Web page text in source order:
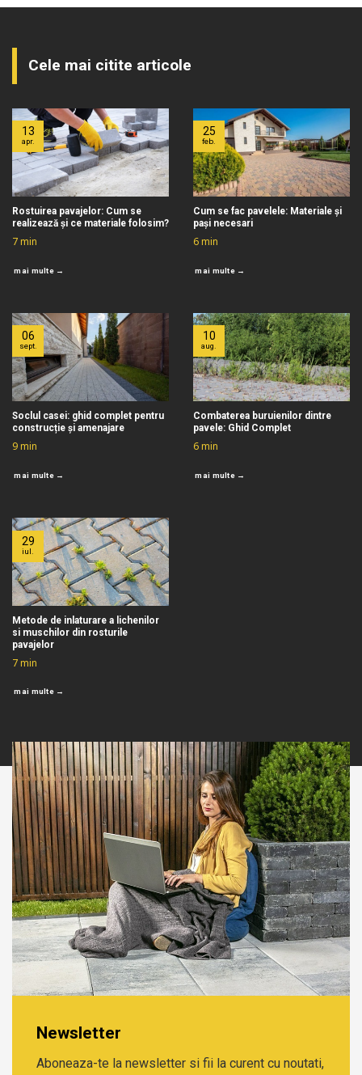
Cele mai citite articole
Rostuirea pavajelor: Cum se
realizează și ce materiale folosim?
7min
mai multe →
13
apr.
Cum se fac pavelele: Materiale și
pași necesari
6min
mai multe →
25
feb.
Soclul casei: ghid complet pentru
construcție și amenajare
9min
mai multe →
06
sept.
Combaterea buruienilor dintre
pavele: Ghid Complet
6min
mai multe →
10
aug.
Metode de inlaturare a lichenilor
si muschilor din rosturile
pavajelor
7min
mai multe →
29
iul.
Newsletter
Aboneaza-te la newsletter si fii la curent cu noutati,